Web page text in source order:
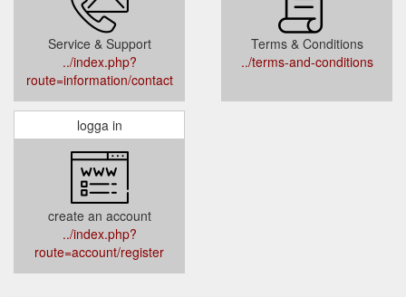
Service & Support
../index.php?
route=information/contact
Terms & Conditions
../terms-and-conditions
logga in
create an account
../index.php?
route=account/register